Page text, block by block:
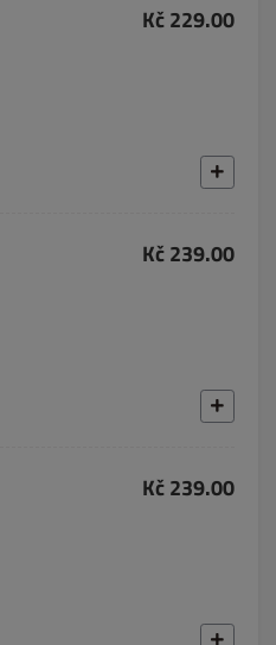
Kč 229.00
Kč 239.00
Kč 239.00